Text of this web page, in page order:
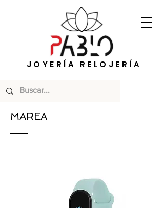
JOYERÍA RELOJERÍA
MAREA